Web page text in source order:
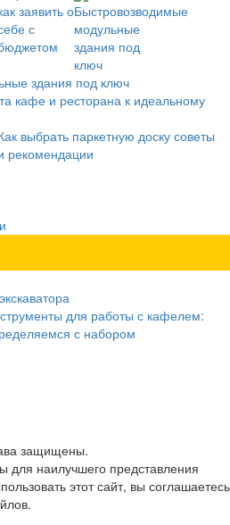
здания под ключ
кафе и ресторана к идеальному
выбрать паркетную доску советы
рекомендации
для работы с кафелем:
с набором
защищены.
наилучшего представления
этот сайт, вы соглашаетесь